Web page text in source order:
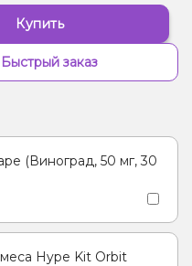
Купить
Быстрый заказ
(Виноград, 50 мг, 30
Hype Kit Orbit